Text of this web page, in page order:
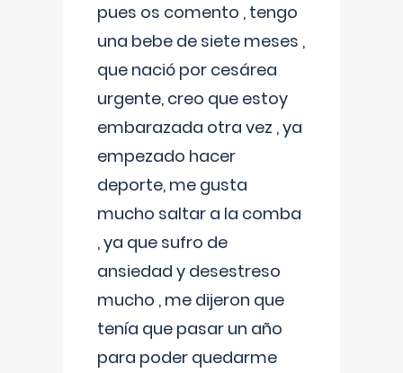
pues os comento , tengo
una bebe de siete meses ,
que nació por cesárea
urgente, creo que estoy
embarazada otra vez , ya
empezado hacer
deporte, me gusta
mucho saltar a la comba
, ya que sufro de
ansiedad y desestreso
mucho , me dijeron que
tenía que pasar un año
para poder quedarme